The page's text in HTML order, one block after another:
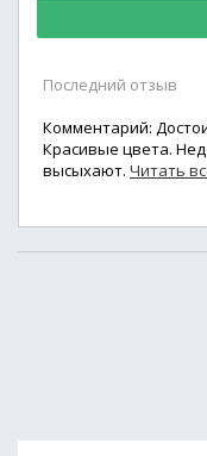
Последний отзыв
Комментарий:
Красивые цвета.
высыхают. Читать